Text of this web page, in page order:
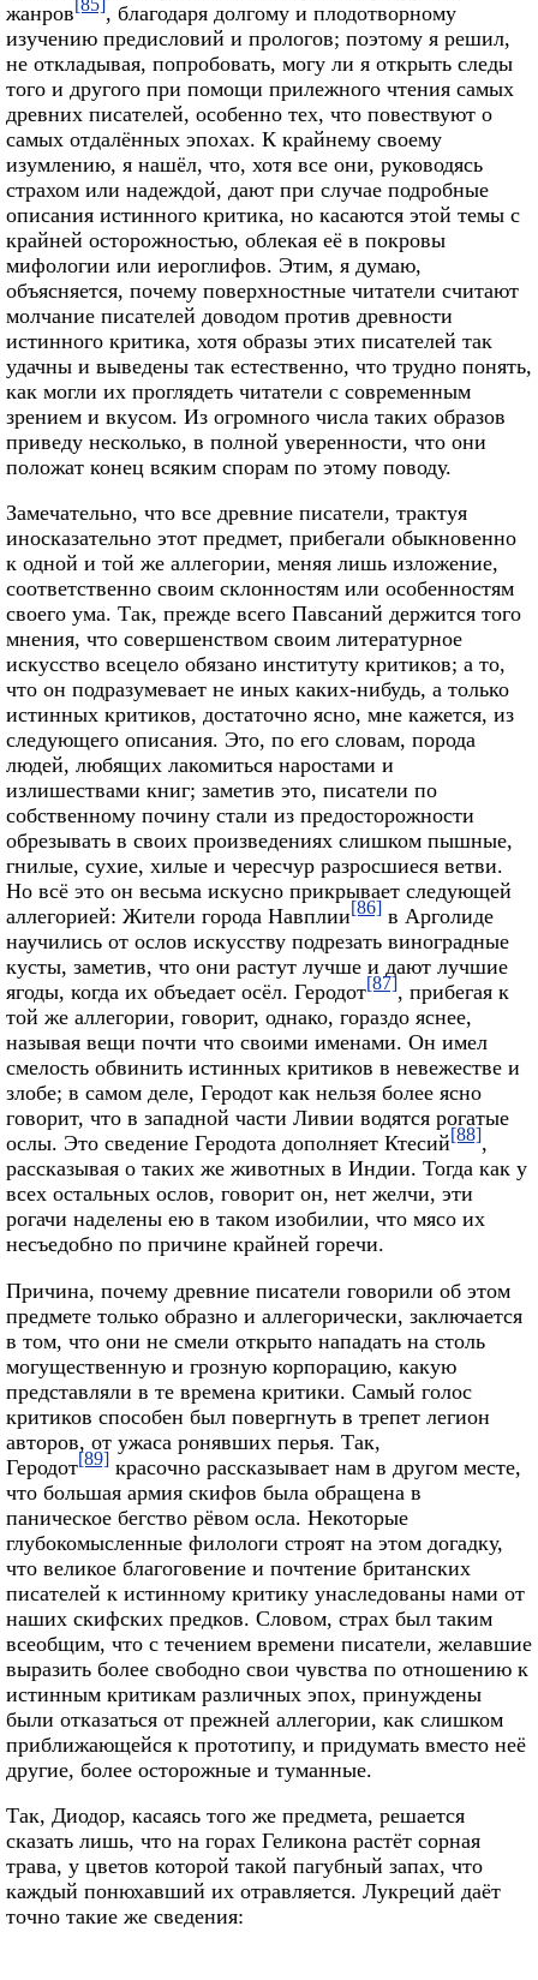
жанров
, благодаря долгому и плодотворному
изучению предисловий и прологов; поэтому я решил,
не откладывая, попробовать, могу ли я открыть следы
того и другого при помощи прилежного чтения самых
древних писателей, особенно тех, что повествуют о
самых отдалённых эпохах. К крайнему своему
изумлению, я нашёл, что, хотя все они, руководясь
страхом или надеждой, дают при случае подробные
описания истинного критика, но касаются этой темы с
крайней осторожностью, облекая её в покровы
мифологии или иероглифов. Этим, я думаю,
объясняется, почему поверхностные читатели считают
молчание писателей доводом против древности
истинного критика, хотя образы этих писателей так
удачны и выведены так естественно, что трудно понять,
как могли их проглядеть читатели с современным
зрением и вкусом. Из огромного числа таких образов
приведу несколько, в полной уверенности, что они
положат конец всяким спорам по этому поводу.
Замечательно, что все древние писатели, трактуя
иносказательно этот предмет, прибегали обыкновенно
к одной и той же аллегории, меняя лишь изложение,
соответственно своим склонностям или особенностям
своего ума. Так, прежде всего Павсаний держится того
мнения, что совершенством своим литературное
искусство всецело обязано институту критиков; а то,
что он подразумевает не иных каких-нибудь, а только
истинных критиков, достаточно ясно, мне кажется, из
следующего описания. Это, по его словам, порода
людей, любящих лакомиться наростами и
излишествами книг; заметив это, писатели по
собственному почину стали из предосторожности
обрезывать в своих произведениях слишком пышные,
гнилые, сухие, хилые и чересчур разросшиеся ветви.
Но всё это он весьма искусно прикрывает следующей
аллегорией: Жители города Навплии[86] в Арголиде
научились от ослов искусству подрезать виноградные
кусты, заметив, что они растут лучше и дают лучшие
ягоды, когда их объедает осёл. Геродот[87], прибегая к
той же аллегории, говорит, однако, гораздо яснее,
называя вещи почти что своими именами. Он имел
смелость обвинить истинных критиков в невежестве и
злобе; в самом деле, Геродот как нельзя более ясно
говорит, что в западной части Ливии водятся рогатые
ослы. Это сведение Геродота дополняет Ктесий[88],
рассказывая о таких же животных в Индии. Тогда как у
всех остальных ослов, говорит он, нет желчи, эти
рогачи наделены ею в таком изобилии, что мясо их
несъедобно по причине крайней горечи.
Причина, почему древние писатели говорили об этом
предмете только образно и аллегорически, заключается
в том, что они не смели открыто нападать на столь
могущественную и грозную корпорацию, какую
представляли в те времена критики. Самый голос
критиков способен был повергнуть в трепет легион
авторов, от ужаса ронявших перья. Так,
Геродот[89] красочно рассказывает нам в другом месте,
что большая армия скифов была обращена в
паническое бегство рёвом осла. Некоторые
глубокомысленные филологи строят на этом догадку,
что великое благоговение и почтение британских
писателей к истинному критику унаследованы нами от
наших скифских предков. Словом, страх был таким
всеобщим, что с течением времени писатели, желавшие
выразить более свободно свои чувства по отношению к
истинным критикам различных эпох, принуждены
были отказаться от прежней аллегории, как слишком
приближающейся к прототипу, и придумать вместо неё
другие, более осторожные и туманные.
Так, Диодор, касаясь того же предмета, решается
сказать лишь, что на горах Геликона растёт сорная
трава, у цветов которой такой пагубный запах, что
каждый понюхавший их отравляется. Лукреций даёт
точно такие же сведения: